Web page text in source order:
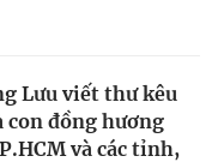
Lưu viết thư kêu
con đồng hương
và các tỉnh,